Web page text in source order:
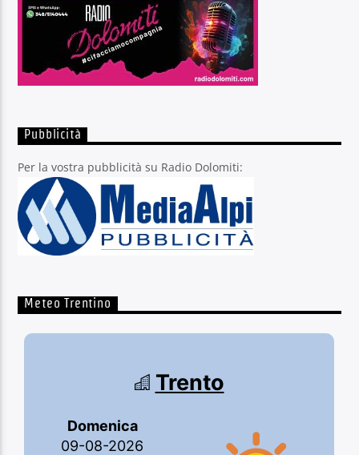
Pubblicità
Per la vostra pubblicità su Radio Dolomiti:
Meteo Trentino